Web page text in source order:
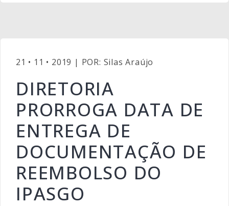
21 • 11 • 2019 | POR: Silas Araújo
DIRETORIA
PRORROGA DATA DE
ENTREGA DE
DOCUMENTAÇÃO DE
REEMBOLSO DO
IPASGO